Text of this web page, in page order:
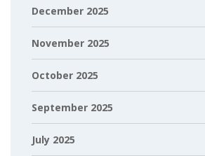
December 2025
November 2025
October 2025
September 2025
July 2025